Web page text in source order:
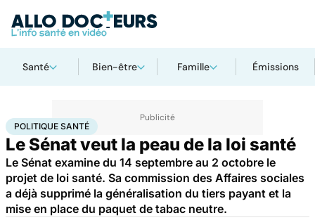
Santé Bien-être Famille Émissions
AccueilSantéSociété Santé publiquePolitique santé
POLITIQUE SANTÉ
Le Sénat veut la peau de la loi santé
Le Sénat examine du 14 septembre au 2 octobre le
projet de loi santé. Sa commission des Affaires sociales
a déjà supprimé la généralisation du tiers payant et la
mise en place du paquet de tabac neutre.